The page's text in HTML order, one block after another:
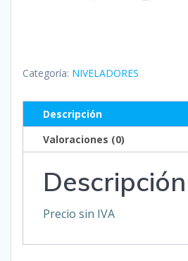
Categoría: NIVELADORES
Descripción
Valoraciones (0)
Descripción
Precio sin IVA